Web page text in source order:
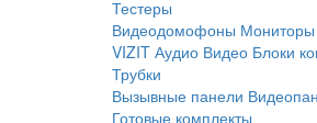
Тестеры
Видеодомофоны
VIZIT Аудио Видео Блоки
Трубки
Вызывные панели
Готовые комплекты